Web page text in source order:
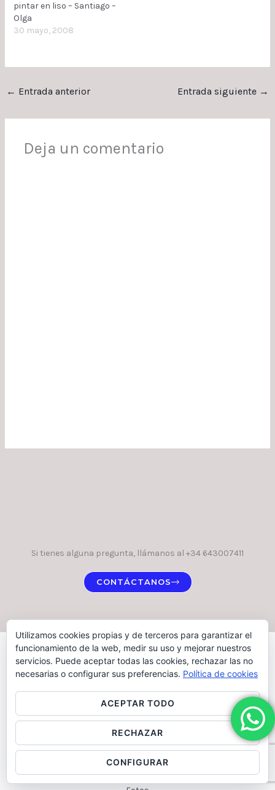
pintar en liso – Santiago –
Olga
30 mayo, 2008
← Entrada anterior Entrada siguiente →
Deja un comentario
Si tienes alguna pregunta, llámanos al +34 643007411
CONTÁCTANOS
Services
Pintar Pisos
Quitar Gotele
Videos
Utilizamos cookies propias y de terceros para garantizar el
funcionamiento de la web, medir su uso y mejorar nuestros
servicios. Puede aceptar todas las cookies, rechazar las no
necesarias o configurar sus preferencias. Política de cookies
ACEPTAR TODO
RECHAZAR
CONFIGURAR